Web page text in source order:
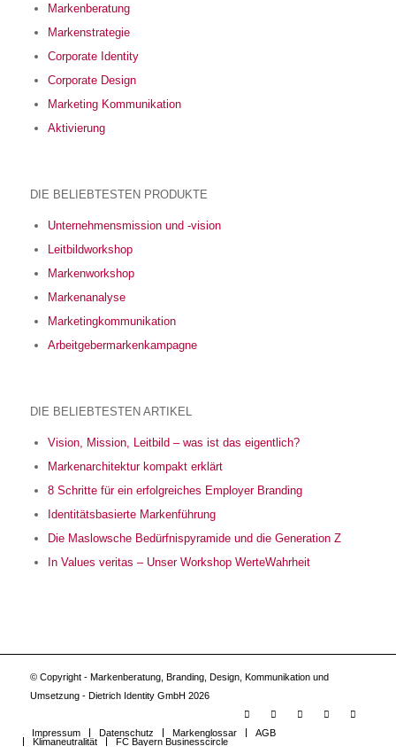
Markenberatung
Markenstrategie
Corporate Identity
Corporate Design
Marketing Kommunikation
Aktivierung
DIE BELIEBTESTEN PRODUKTE
Unternehmensmission und -vision
Leitbildworkshop
Markenworkshop
Markenanalyse
Marketingkommunikation
Arbeitgebermarkenkampagne
DIE BELIEBTESTEN ARTIKEL
Vision, Mission, Leitbild – was ist das eigentlich?
Markenarchitektur kompakt erklärt
8 Schritte für ein erfolgreiches Employer Branding
Identitätsbasierte Markenführung
Die Maslowsche Bedürfnispyramide und die Generation Z
In Values veritas – Unser Workshop WerteWahrheit
© Copyright - Markenberatung, Branding, Design, Kommunikation und
Umsetzung - Dietrich Identity GmbH 2026
Impressum Datenschutz Markenglossar
AGB
Klimaneutralität
FC Bayern Businesscircle